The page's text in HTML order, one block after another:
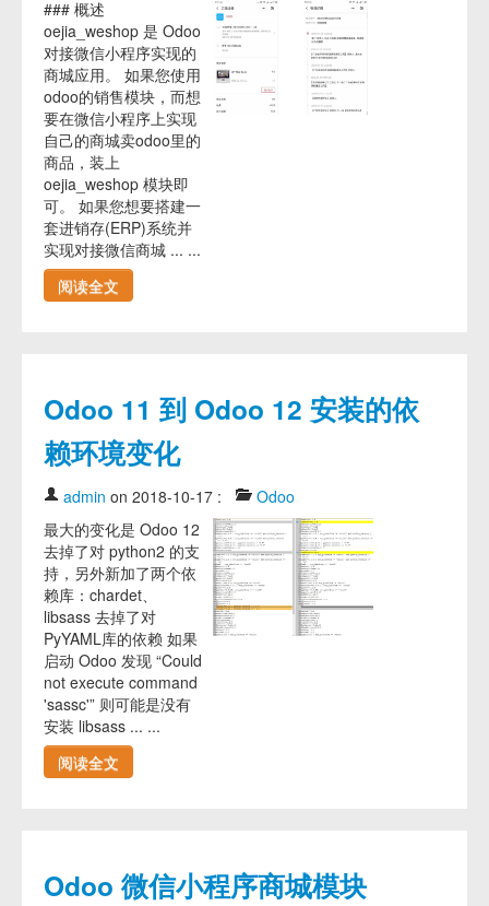
### 概述
oejia_weshop 是 Odoo
对接微信小程序实现的
商城应用。 如果您使用
odoo的销售模块，而想
要在微信小程序上实现
自己的商城卖odoo里的
商品，装上
oejia_weshop 模块即
可。 如果您想要搭建一
套进销存(ERP)系统并
实现对接微信商城 ... ...
阅读全文
Odoo 11 到 Odoo 12 安装的依
赖环境变化
admin on 2018-10-17 :
Odoo
最大的变化是 Odoo 12
去掉了对 python2 的支
持，另外新加了两个依
赖库：chardet、
libsass 去掉了对
PyYAML库的依赖 如果
启动 Odoo 发现 “Could
not execute command
'sassc'” 则可能是没有
安装 libsass ... ...
阅读全文
Odoo 微信小程序商城模块